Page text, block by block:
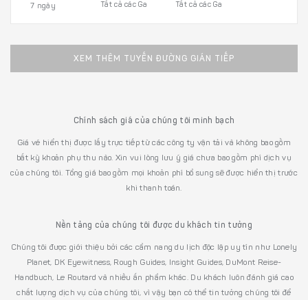
7 ngày Tất cả các Ga Tất cả các Ga
XEM THÊM TUYẾN ĐƯỜNG GIÁN TIẾP
Chính sách giá của chúng tôi minh bạch
Giá vé hiển thị được lấy trực tiếp từ các công ty vận tải và không bao gồm
bất kỳ khoản phụ thu nào. Xin vui lòng lưu ý giá chưa bao gồm phí dịch vụ
của chúng tôi. Tổng giá bao gồm mọi khoản phí bổ sung sẽ được hiển thị trước
khi thanh toán.
Nền tảng của chúng tôi được du khách tin tưởng
Chúng tôi được giới thiệu bởi các cẩm nang du lịch độc lập uy tín như Lonely
Planet, DK Eyewitness, Rough Guides, Insight Guides, DuMont Reise-
Handbuch, Le Routard và nhiều ấn phẩm khác. Du khách luôn đánh giá cao
chất lượng dịch vụ của chúng tôi, vì vậy bạn có thể tin tưởng chúng tôi để